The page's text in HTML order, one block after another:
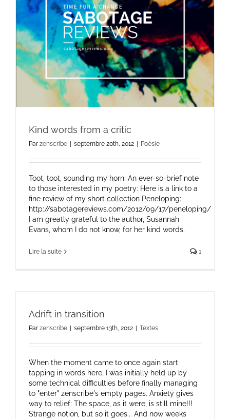
Kind words from a critic
Par zenscribe septembre 20th, 2012 Poésie
Toot, toot, sounding my horn: An ever-so-brief note
to those interested in my poetry: Here is a link to a
fine review of my short collection Peneloping:
http://sabotagereviews.com/2012/09/17/peneloping/
I am greatly grateful to the author, Susannah
Evans, whom I do not know, for her kind words.
Lire la suite 1
Adrift in transition
Par zenscribe septembre 13th, 2012 Textes
When the moment came to once again start
tapping in words here, I was initially held up by
some technical difficulties before finally managing
to "enter" zenscribe's empty pages. Anxiety gives
way to relief: The space, as it were, is still mine!!!
Strange notion, but so it goes... And now weeks